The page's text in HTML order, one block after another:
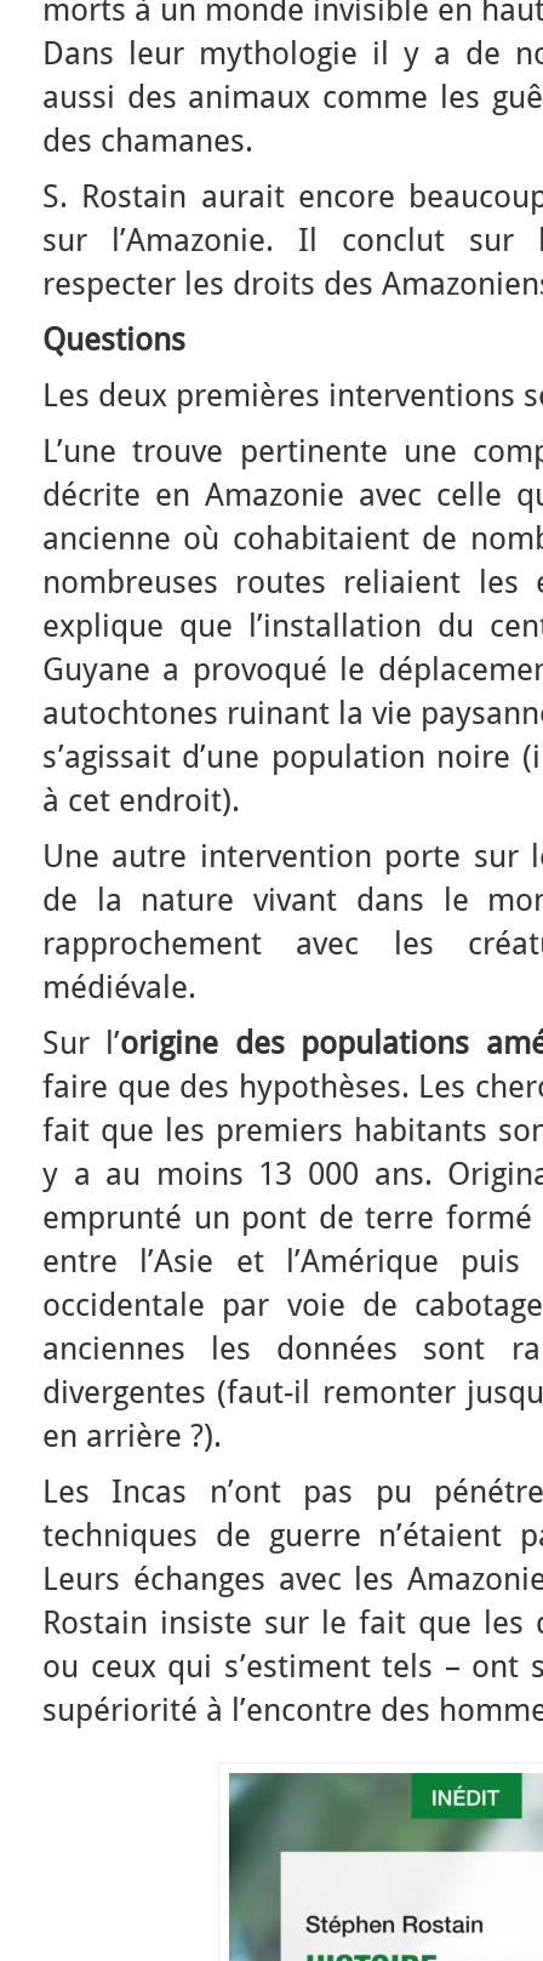
morts à un monde invisible en
Dans leur mythologie il y a de
aussi des animaux comme les
des chamanes.
S. Rostain aurait encore
sur l’Amazonie. Il conclut sur
respecter les droits des
Questions
Les deux premières interventions
L’une trouve pertinente une
décrite en Amazonie avec celle
ancienne où cohabitaient de
nombreuses routes reliaient les
explique que l’installation du
Guyane a provoqué le
autochtones ruinant la vie
s’agissait d’une population noire
à cet endroit).
Une autre intervention porte sur
de la nature vivant dans le
rapprochement avec les
médiévale.
Sur l’origine des populations
faire que des hypothèses. Les
fait que les premiers habitants
y a au moins 13 000 ans.
emprunté un pont de terre formé
entre l’Asie et l’Amérique
occidentale par voie de
anciennes les données sont
divergentes (faut-il remonter
en arrière ?).
Les Incas n’ont pas pu
techniques de guerre n’étaient
Leurs échanges avec les
Rostain insiste sur le fait que les
ou ceux qui s’estiment tels – ont
supériorité à l’encontre des